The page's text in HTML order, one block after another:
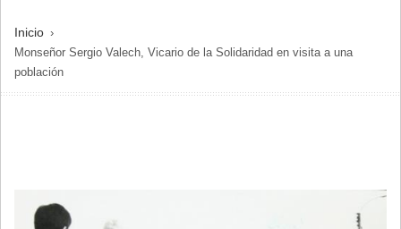
SOBRESCRIBIR
ENLACES
DE
Inicio
Monseñor Sergio Valech, Vicario de la Solidaridad en visita a una
población